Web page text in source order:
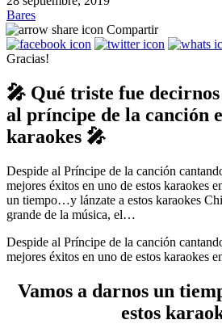
Bares
Compartir
Gracias!
🎤 Qué triste fue
al príncipe de la canción
karaokes 🎤
Despide al Príncipe de la canción
mejores éxitos en uno de estos karaokes
un tiempo…y lánzate a estos karaokes
grande de la música, el…
Despide al Príncipe de la canción
mejores éxitos en uno de estos karaokes
Vamos a darnos un
estos